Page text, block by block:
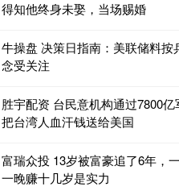
得知他终身未娶，当场赐婚
牛操盘 决策日指南：美联储料按
念受关注
胜宇配资 台民意机构通过7800亿
把台湾人血汗钱送给美国
富瑞众投 13岁被富豪追了6年，
一晚赚十几岁是实力